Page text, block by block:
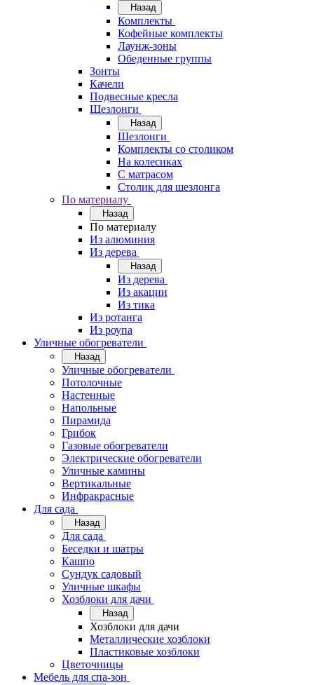
Назад
Комплекты
Кофейные комплекты
Лаунж-зоны
Обеденные группы
Зонты
Качели
Подвесные кресла
Шезлонги
Назад
Шезлонги
Комплекты со столиком
На колесиках
С матрасом
Столик для шезлонга
По материалу
Назад
По материалу
Из алюминия
Из дерева
Назад
Из дерева
Из акации
Из тика
Из ротанга
Из роупа
Уличные обогреватели
Назад
Уличные обогреватели
Потолочные
Настенные
Напольные
Пирамида
Грибок
Газовые обогреватели
Электрические обогреватели
Уличные камины
Вертикальные
Инфракрасные
Для сада
Назад
Для сада
Беседки и шатры
Кашпо
Сундук садовый
Уличные шкафы
Хозблоки для дачи
Назад
Хозблоки для дачи
Металлические хозблоки
Пластиковые хозблоки
Цветочницы
Мебель для спа-зон